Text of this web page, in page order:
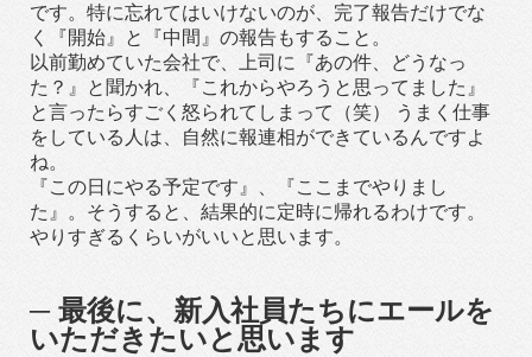
です。特に忘れてはいけないのが、完了報告だけでな
く『開始』と『中間』の報告もすること。
以前勤めていた会社で、上司に『あの件、どうなっ
た？』と聞かれ、『これからやろうと思ってました』
と言ったらすごく怒られてしまって（笑） うまく仕事
をしている人は、自然に報連相ができているんですよ
ね。
『この日にやる予定です』、『ここまでやりまし
た』。そうすると、結果的に定時に帰れるわけです。
やりすぎるくらいがいいと思います。
─ 最後に、新入社員たちにエールを
いただきたいと思います